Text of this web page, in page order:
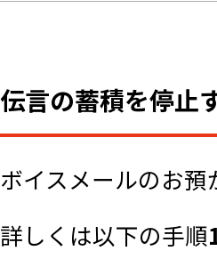
伝言の蓄積を停止
ボイスメールのお
詳しくは以下の手順